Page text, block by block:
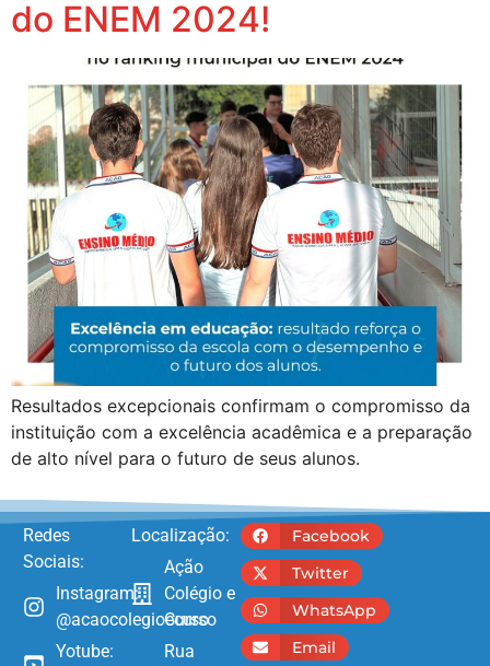
do ENEM 2024!
Resultados excepcionais confirmam o compromisso da
instituição com a excelência acadêmica e a preparação
de alto nível para o futuro de seus alunos.
Redes
Sociais:
Instagram:
@acaocolegioecurso
Yotube:
Localização:
Ação
Colégio e
Curso
Rua
Facebook
Twitter
WhatsApp
Email